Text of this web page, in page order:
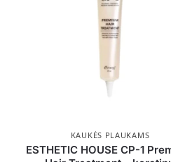
KAUKĖS PLAUKAMS
ESTHETIC HOUSE CP-1